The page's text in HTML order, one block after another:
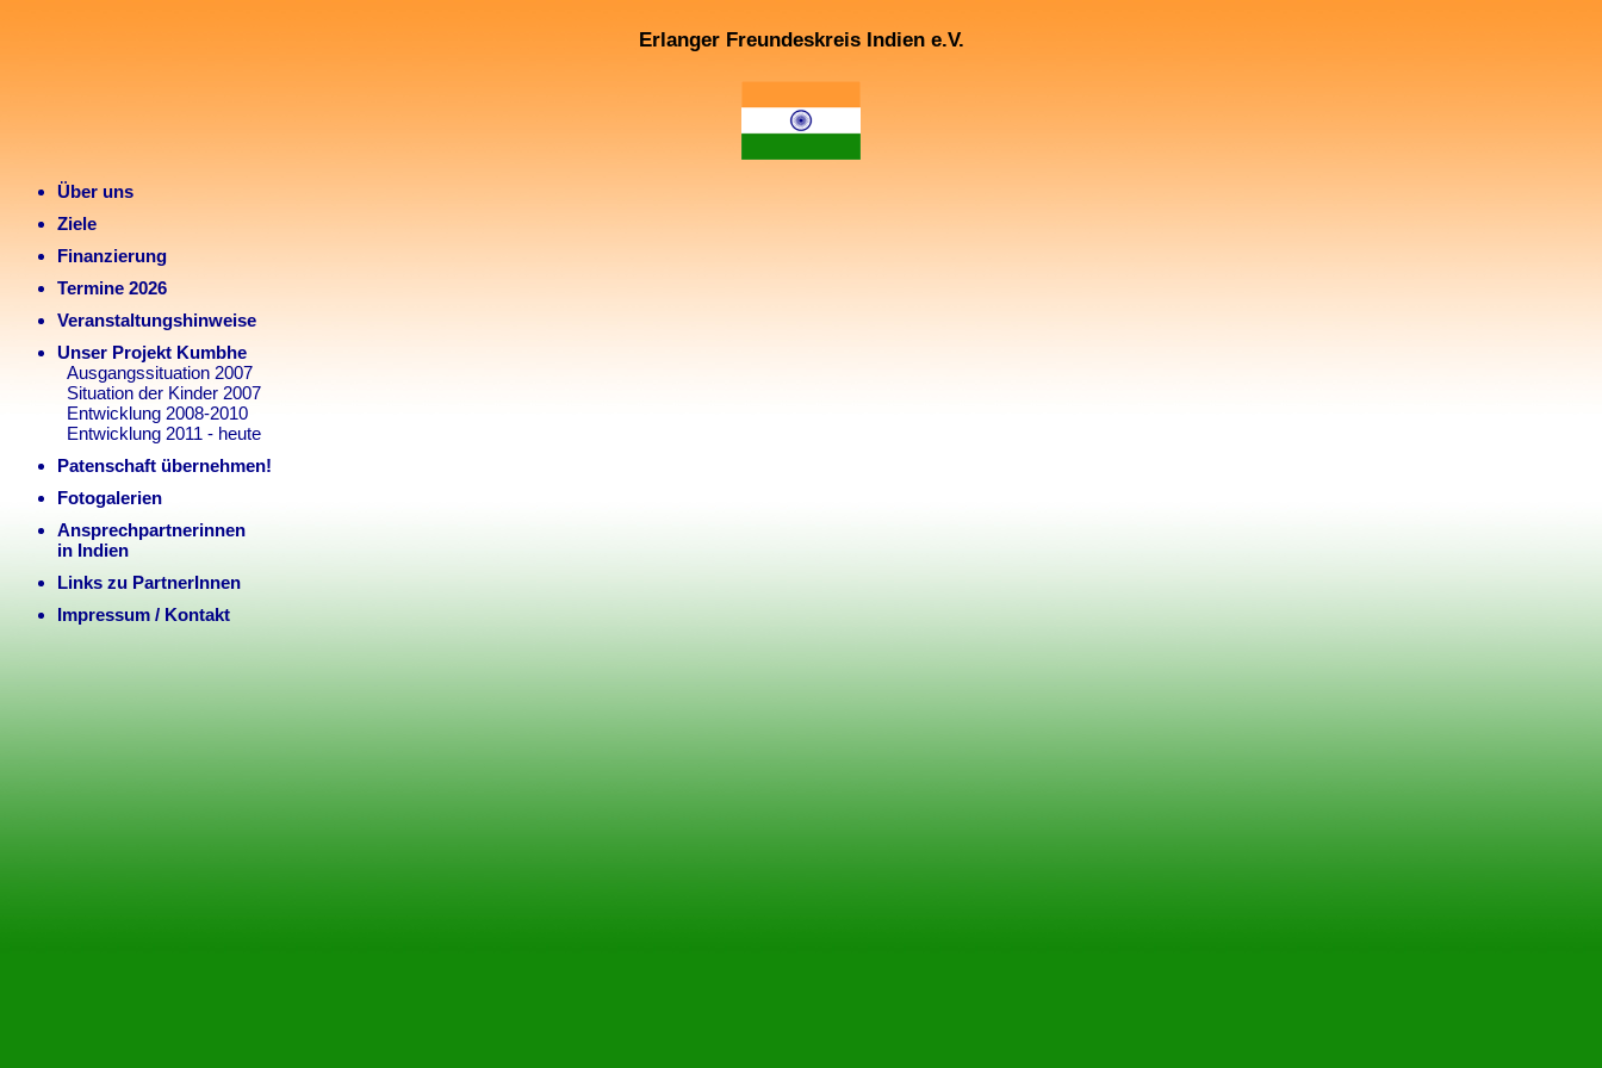
Erlanger Freundeskreis Indien e.V.
Über uns
Ziele
Finanzierung
Termine 2026
Veranstaltungshinweise
Unser Projekt Kumbhe
Ausgangssituation 2007
Situation der Kinder 2007
Entwicklung 2008-2010
Entwicklung 2011 - heute
Patenschaft übernehmen!
Fotogalerien
Ansprechpartnerinnen
in Indien
Links zu PartnerInnen
Impressum / Kontakt